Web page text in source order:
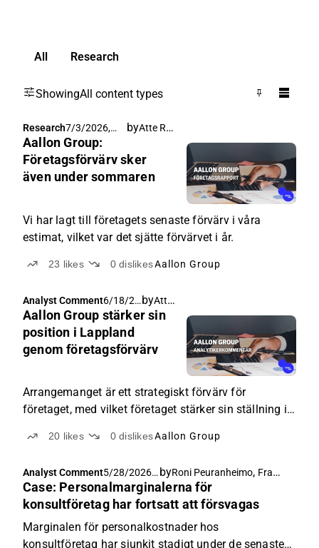
All Research
ShowingAll content types
Research7/3/2026,
4:00 AM
by Atte Riikola
Aallon Group:
Företagsförvärv sker
även under sommaren
Vi har lagt till företagets senaste förvärv i våra
estimat, vilket var det sjätte förvärvet i år.
23 likes 0dislikesAallon Group
Analyst Comment6/18/20
26, 5:17
AM
by Atte Riikola
Aallon Group stärker sin
position i Lappland
genom företagsförvärv
Arrangemanget är ett strategiskt förvärv för
företaget, med vilket företaget stärker sin ställning i
20 likes 0dislikesAallon Group
Analyst Comment5/28/2026,
5:36 AM
byRoni Peuranheimo, Frans-Mikael Rostedt
Case: Personalmarginalerna för
konsultföretag har fortsatt att försvagas
Marginalen för personalkostnader hos
konsultföretag har sjunkit stadigt under de senaste